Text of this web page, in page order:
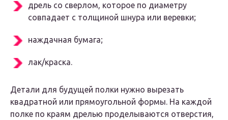
дрель со сверлом, которое по диаметру
совпадает с толщиной шнура или веревки;
наждачная бумага;
лак/краска.
Детали для будущей полки нужно вырезать
квадратной или прямоугольной формы. На каждой
полке по краям дрелью проделываются отверстия,